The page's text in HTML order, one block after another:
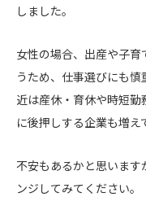
しました。
女性の場合、出産や子
うため、仕事選びにも
近は産休・育休や時短
に後押しする企業も増え
不安もあるかと思いま
ンジしてみてください。